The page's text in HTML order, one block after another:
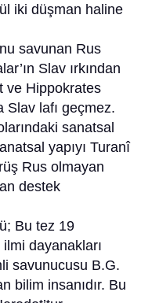
iki düşman haline
savunan Rus
Slav ırkından
ve Hippokrates
Slav lafı geçmez.
sanatsal
yapıyı Turanî
Rus olmayan
destek
Bu tez 19
dayanakları
savunucusu B.G.
bilim insanıdır. Bu